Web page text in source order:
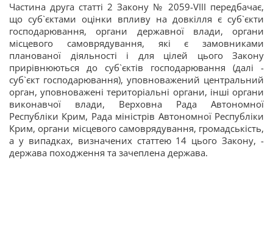
Частина друга статті 2 Закону № 2059-VIII передбачає,
що суб`єктами оцінки впливу на довкілля є суб`єкти
господарювання, органи державної влади, органи
місцевого самоврядування, які є замовниками
планованої діяльності і для цілей цього Закону
прирівнюються до суб`єктів господарювання (далі -
суб`єкт господарювання), уповноважений центральний
орган, уповноважені територіальні органи, інші органи
виконавчої влади, Верховна Рада Автономної
Республіки Крим, Рада міністрів Автономної Республіки
Крим, органи місцевого самоврядування, громадськість,
а у випадках, визначених статтею 14 цього Закону, -
держава походження та зачеплена держава.